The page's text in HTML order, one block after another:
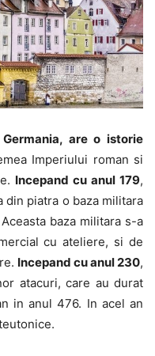
are o istorie
Imperiului roman si
Incepand cu anul 179,
din piatra o baza militara
baza militara s-a
cu ateliere, si de
Incepand cu anul 230,
atacuri, care au durat
in anul 476. In acel an